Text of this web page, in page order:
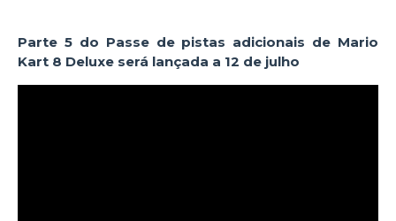
Parte 5 do Passe de pistas adicionais de Mario
Kart 8 Deluxe será lançada a 12 de julho